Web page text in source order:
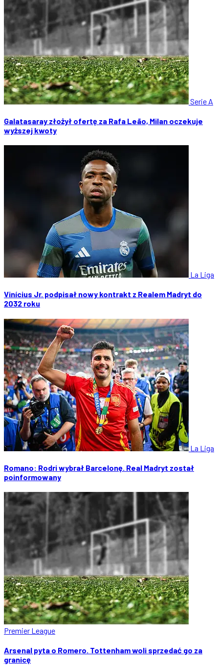
Serie A
Galatasaray złożył ofertę za Rafa Leão, Milan oczekuje
wyższej kwoty
La Liga
Vinícius Jr. podpisał nowy kontrakt z Realem Madryt do
2032 roku
La Liga
Romano: Rodri wybrał Barcelonę. Real Madryt został
poinformowany
Premier League
Arsenal pyta o Romero. Tottenham woli sprzedać go za
granicę